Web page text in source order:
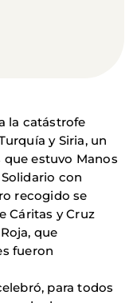
la catástrofe
y Siria, un
estuvo Manos
con
recogido se
Cáritas y Cruz
que
fueron
para todos